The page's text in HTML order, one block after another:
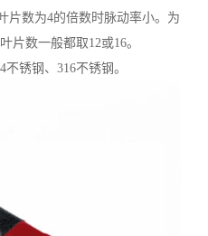
片数为4的倍数时脉动率小。为
片数一般都取12或16。
锈钢、316不锈钢。